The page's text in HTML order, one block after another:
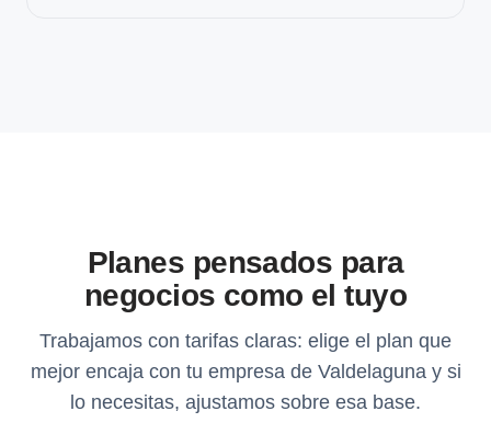
Planes pensados para
negocios como el tuyo
Trabajamos con tarifas claras: elige el plan que
mejor encaja con tu empresa de Valdelaguna y si
lo necesitas, ajustamos sobre esa base.